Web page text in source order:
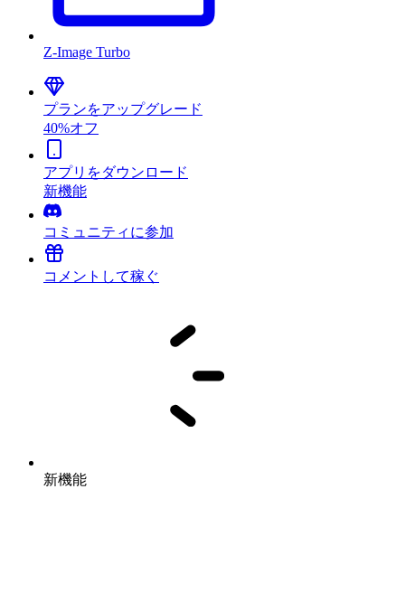
Z-Image Turbo
プランをアップグレード
40%オフ
アプリをダウンロード
新機能
コミュニティに参加
コメントして稼ぐ
新機能